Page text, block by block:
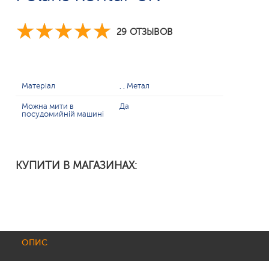
29 ОТЗЫВОВ
Матеріал , , Метал
Можна мити в
посудомийній машині
Да
КУПИТИ В МАГАЗИНАХ:
ОПИС